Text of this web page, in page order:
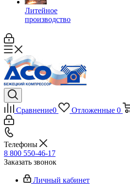
Литейное
производство
Сравнение0 Отложенные 0
Телефоны
8 800 550-46-17
Заказать звонок
Личный кабинет